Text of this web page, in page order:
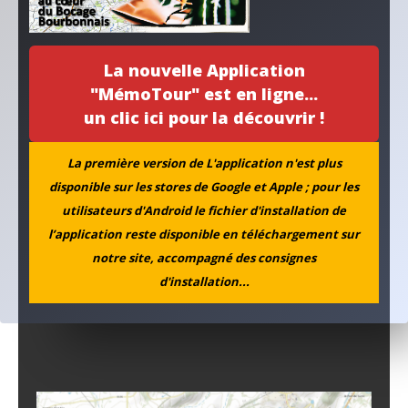
La nouvelle Application
"MémoTour" est en ligne...
un clic ici pour la découvrir !
La première version de L'application n'est plus
disponible sur les stores de Google et Apple ; pour les
utilisateurs d'Android le fichier d'installation de
l’application reste disponible en téléchargement sur
notre site, accompagné des consignes
d'installation...